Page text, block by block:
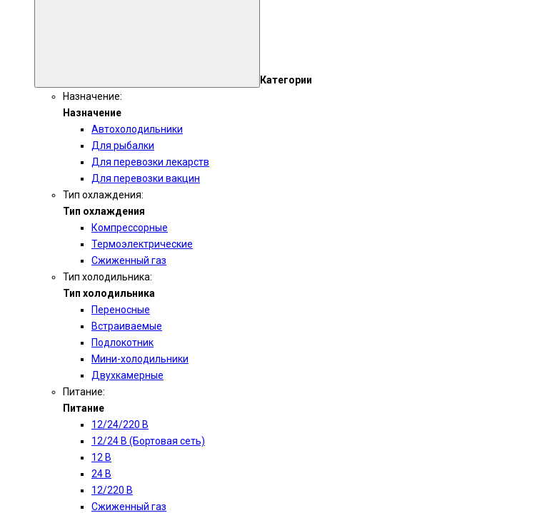
Категории
Назначение:
Назначение
Автохолодильники
Для рыбалки
Для перевозки лекарств
Для перевозки вакцин
Тип охлаждения:
Тип охлаждения
Компрессорные
Термоэлектрические
Сжиженный газ
Тип холодильника:
Тип холодильника
Переносные
Встраиваемые
Подлокотник
Мини-холодильники
Двухкамерные
Питание:
Питание
12/24/220 В
12/24 В (Бортовая сеть)
12 В
24 В
12/220 В
Сжиженный газ